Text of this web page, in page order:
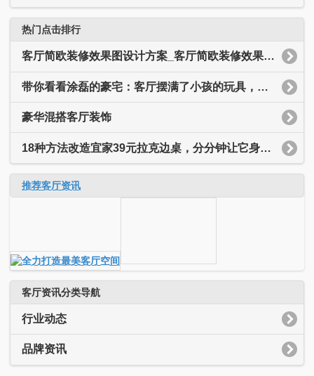
热门点击排行
客厅简欧装修效果图设计方案_客厅简欧装修效果图大全
带你看看涂磊的豪宅：客厅摆满了小孩的玩具，装修简约又温馨
豪华混搭客厅装饰
18种方法改造宜家39元拉克边桌，分分钟让它身价翻十倍
推荐客厅资讯
客厅资讯分类导航
行业动态
品牌资讯